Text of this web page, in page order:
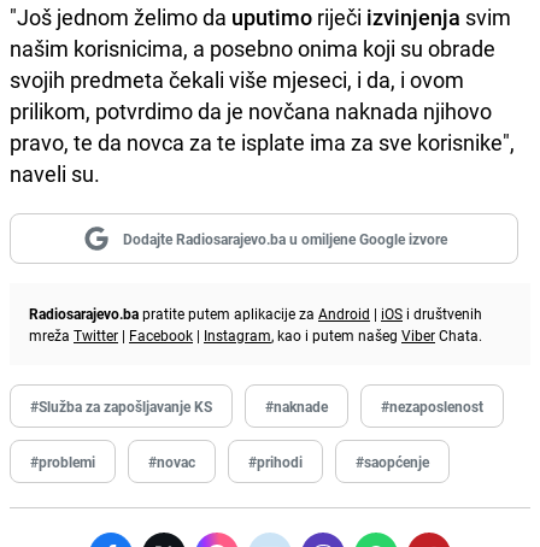
"Još jednom želimo da uputimo riječi izvinjenja svim
našim korisnicima, a posebno onima koji su obrade
svojih predmeta čekali više mjeseci, i da, i ovom
prilikom, potvrdimo da je novčana naknada njihovo
pravo, te da novca za te isplate ima za sve korisnike",
naveli su.
Dodajte Radiosarajevo.ba u omiljene Google izvore
Radiosarajevo.bapratite putem aplikacije za Android | iOS i društvenih
mreža Twitter | Facebook | Instagram, kao i putem našeg ViberChata.
#Služba za zapošljavanje KS #naknade #nezaposlenost
#problemi #novac #prihodi #saopćenje